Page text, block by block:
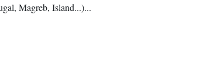
Magreb, Island...)...